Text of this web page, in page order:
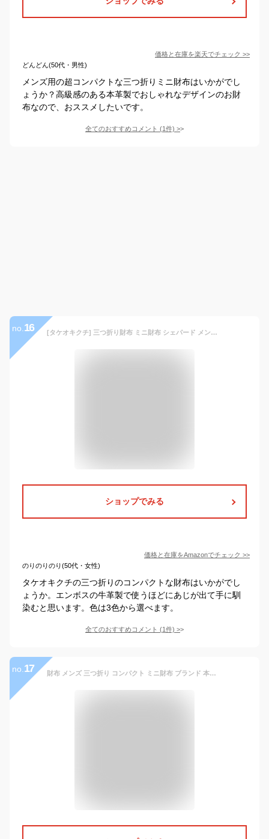
価格と在庫を楽天でチェック >>
どんどん(50代・男性)
メンズ用の超コンパクトな三つ折りミニ財布はいかがでし
ょうか？高級感のある本革製でおしゃれなデザインのお財
布なので、おススメしたいです。
全てのおすすめコメント (1件) >
no. 16 [タケオキクチ] 三つ折り財布 ミニ財布 シェパード メンズ 【01】ブラック
ショップでみる
価格と在庫をAmazonでチェック >>
のりのりのり(50代・女性)
タケオキクチの三つ折りのコンパクトな財布はいかがでし
ょうか。エンボスの牛革製で使うほどにあじが出て手に馴
染むと思います。色は3色から選べます。
全てのおすすめコメント (1件) >
no. 17 財布 メンズ 三つ折り コンパクト ミニ財布 ブランド 本革 日本製 キプリス CYPRIS シラサギレザー 8020 小さい 財布 おしゃれ 誕生日 彼氏